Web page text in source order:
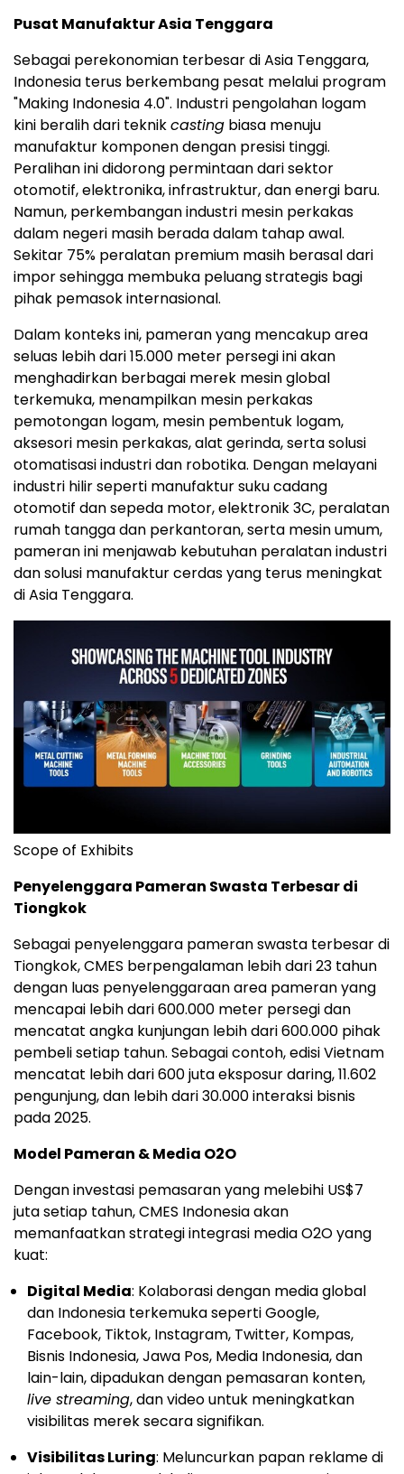
Pusat Manufaktur Asia Tenggara
Sebagai perekonomian terbesar di Asia Tenggara,
Indonesia terus berkembang pesat melalui program
"Making Indonesia 4.0". Industri pengolahan logam
kini beralih dari teknikcasting biasa menuju
manufaktur komponen dengan presisi tinggi.
Peralihan ini didorong permintaan dari sektor
otomotif, elektronika, infrastruktur, dan energi baru.
Namun, perkembangan industri mesin perkakas
dalam negeri masih berada dalam tahap awal.
Sekitar 75% peralatan premium masih berasal dari
impor sehingga membuka peluang strategis bagi
pihak pemasok internasional.
Dalam konteks ini, pameran yang mencakup area
seluas lebih dari 15.000 meter persegi ini akan
menghadirkan berbagai merek mesin global
terkemuka, menampilkan mesin perkakas
pemotongan logam, mesin pembentuk logam,
aksesori mesin perkakas, alat gerinda, serta solusi
otomatisasi industri dan robotika. Dengan melayani
industri hilir seperti manufaktur suku cadang
otomotif dan sepeda motor, elektronik 3C, peralatan
rumah tangga dan perkantoran, serta mesin umum,
pameran ini menjawab kebutuhan peralatan industri
dan solusi manufaktur cerdas yang terus meningkat
di Asia Tenggara.
Scope of Exhibits
Penyelenggara Pameran Swasta Terbesar di
Tiongkok
Sebagai penyelenggara pameran swasta terbesar di
Tiongkok, CMES berpengalaman lebih dari 23 tahun
dengan luas penyelenggaraan area pameran yang
mencapai lebih dari 600.000 meter persegi dan
mencatat angka kunjungan lebih dari 600.000 pihak
pembeli setiap tahun. Sebagai contoh,edisi Vietnam
mencatat lebih dari 600 juta eksposur daring, 11.602
pengunjung, dan lebih dari 30.000 interaksi bisnis
pada 2025.
Model Pameran & Media O2O
Dengan investasi pemasaran yang melebihi US$7
juta setiap tahun, CMES Indonesia akan
memanfaatkan strategi integrasi media O2O yang
kuat:
Digital Media: Kolaborasi dengan media global
dan Indonesia terkemuka seperti Google,
Facebook, Tiktok, Instagram, Twitter, Kompas,
Bisnis Indonesia, Jawa Pos, Media Indonesia, dan
lain-lain, dipadukan dengan pemasaran konten,
live streaming, dan video untuk meningkatkan
visibilitas merek secara signifikan.
Visibilitas Luring: Meluncurkan papan reklame di